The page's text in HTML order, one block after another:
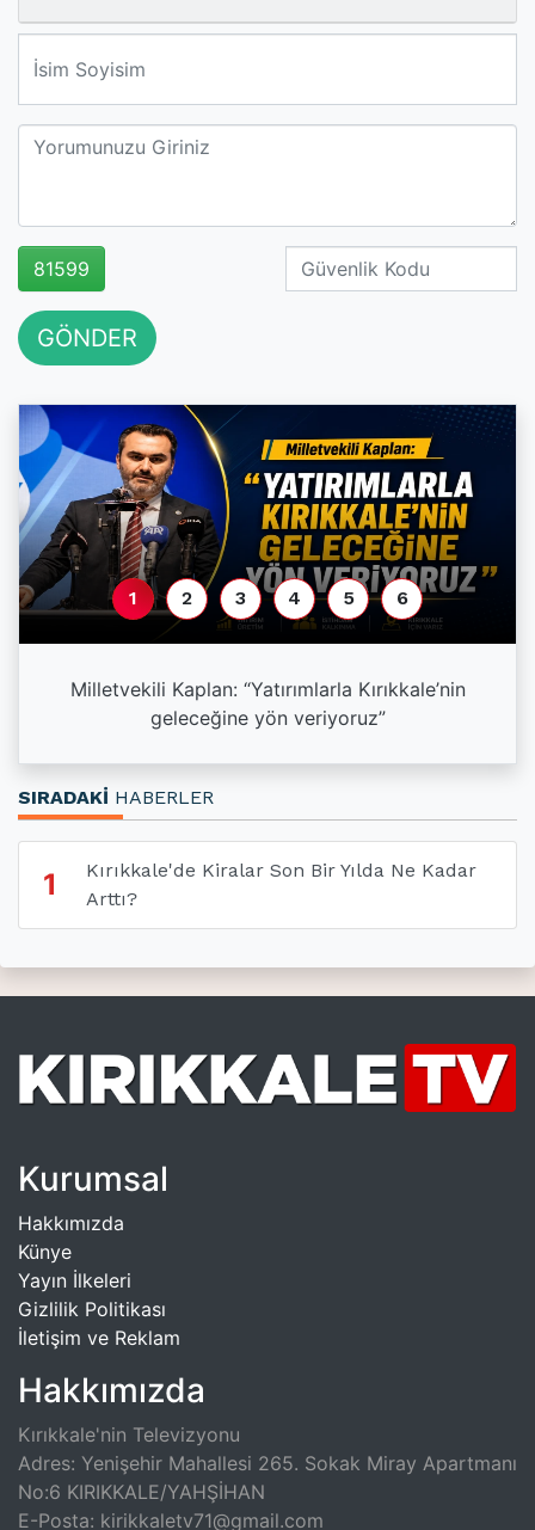
81599
GÖNDER
Milletvekili Kaplan: “Yatırımlarla Kırıkkale’nin
geleceğine yön veriyoruz”
1 2 3 4 5 6
SIRADAKİ HABERLER
1
Kırıkkale'de Kiralar Son Bir Yılda Ne Kadar
Arttı?
Kurumsal
Hakkımızda
Künye
Yayın İlkeleri
Gizlilik Politikası
İletişim ve Reklam
Hakkımızda
Kırıkkale'nin Televizyonu
Adres: Yenişehir Mahallesi 265. Sokak Miray Apartmanı
No:6 KIRIKKALE/YAHŞİHAN
E-Posta: kirikkaletv71@gmail.com